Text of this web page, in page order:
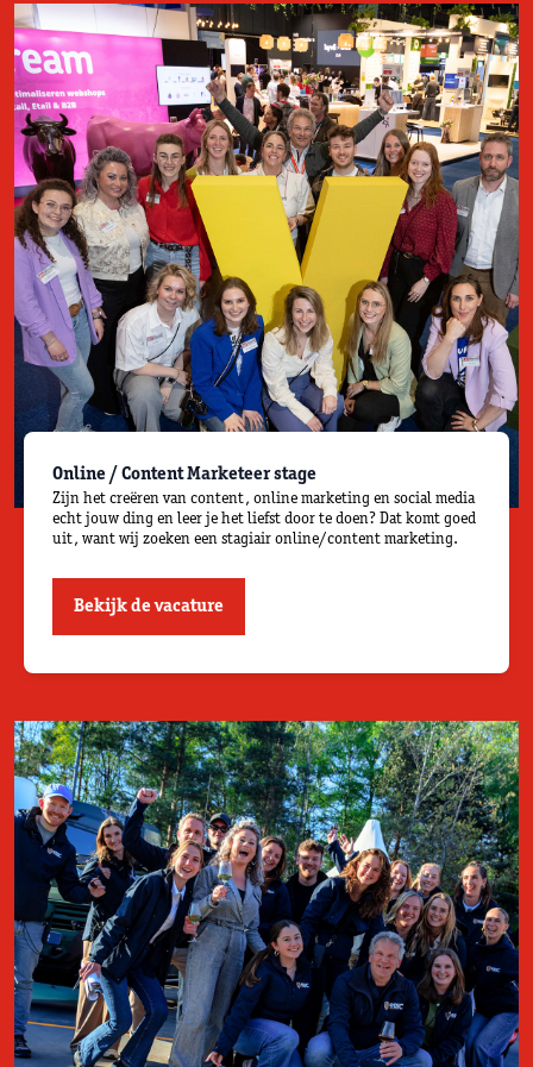
Online / Content Marketeer stage
Zijn het creëren van content, online marketing en social media
echt jouw ding en leer je het liefst door te doen? Dat komt goed
uit, want wij zoeken een stagiair online/content marketing.
Bekijk de vacature